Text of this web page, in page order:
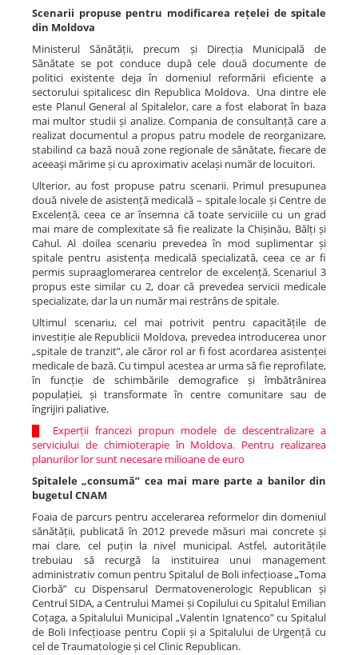
Scenarii propuse pentru modificarea rețelei de spitale
din Moldova
Ministerul Sănătății, precum și Direcția Municipală de
Sănătate se pot conduce după cele două documente de
politici existente deja în domeniul reformării eficiente a
sectorului spitalicesc din Republica Moldova. Una dintre ele
este Planul General al Spitalelor, care a fost elaborat în baza
mai multor studii și analize. Compania de consultanță care a
realizat documentul a propus patru modele de reorganizare,
stabilind ca bază nouă zone regionale de sănătate, fiecare de
aceeași mărime și cu aproximativ același număr de locuitori.
Ulterior, au fost propuse patru scenarii. Primul presupunea
două nivele de asistență medicală – spitale locale și Centre de
Excelență, ceea ce ar însemna că toate serviciile cu un grad
mai mare de complexitate să fie realizate la Chișinău, Bălți și
Cahul. Al doilea scenariu prevedea în mod suplimentar și
spitale pentru asistența medicală specializată, ceea ce ar fi
permis supraaglomerarea centrelor de excelență. Scenariul 3
propus este similar cu 2, doar că prevedea servicii medicale
specializate, dar la un număr mai restrâns de spitale.
Ultimul scenariu, cel mai potrivit pentru capacitățile de
investiție ale Republicii Moldova, prevedea introducerea unor
„spitale de tranzit”, ale căror rol ar fi fost acordarea asistenței
medicale de bază. Cu timpul acestea ar urma să fie reprofilate,
în funcție de schimbările demografice și îmbătrânirea
populației, și transformate în centre comunitare sau de
îngrijiri paliative.
Experții francezi propun modele de descentralizare a
serviciului de chimioterapie în Moldova. Pentru realizarea
planurilor lor sunt necesare milioane de euro
Spitalele „consumă” cea mai mare parte a banilor din
bugetul CNAM
Foaia de parcurs pentru accelerarea reformelor din domeniul
sănătății, publicată în 2012 prevede măsuri mai concrete și
mai clare, cel puțin la nivel municipal. Astfel, autoritățile
trebuiau să recurgă la instituirea unui management
administrativ comun pentru Spitalul de Boli infecțioase „Toma
Ciorbă” cu Dispensarul Dermatovenerologic Republican și
Centrul SIDA, a Centrului Mamei și Copilului cu Spitalul Emilian
Coțaga, a Spitalului Municipal „Valentin Ignatenco” cu Spitalul
de Boli Infecțioase pentru Copii și a Spitalului de Urgență cu
cel de Traumatologie și cel Clinic Republican.